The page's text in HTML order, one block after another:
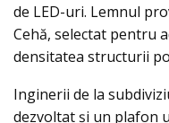
de LED-uri. Lemnul
Cehă, selectat pentru
densitatea structurii
Inginerii de la
dezvoltat şi un plafon